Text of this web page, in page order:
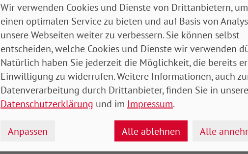
Wir verwenden Cookies und Dienste von Drittanbietern,
einen optimalen Service zu bieten und auf Basis von
unsere Webseiten weiter zu verbessern. Sie können selbst
entscheiden, welche Cookies und Dienste wir verwenden
Natürlich haben Sie jederzeit die Möglichkeit, die bereits
Einwilligung zu widerrufen. Weitere Informationen, auch
Datenverarbeitung durch Drittanbieter, finden Sie in
Datenschutzerklärung und im Impressum.
Anpassen Alle ablehnen Alle